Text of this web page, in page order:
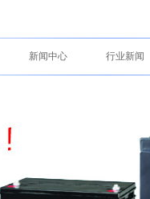
新闻中心 行业新闻